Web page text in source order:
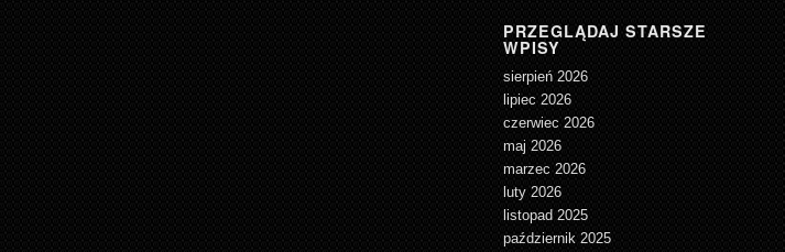
PRZEGLĄDAJ STARSZE
WPISY
sierpień 2026
lipiec 2026
czerwiec 2026
maj 2026
marzec 2026
luty 2026
listopad 2025
październik 2025